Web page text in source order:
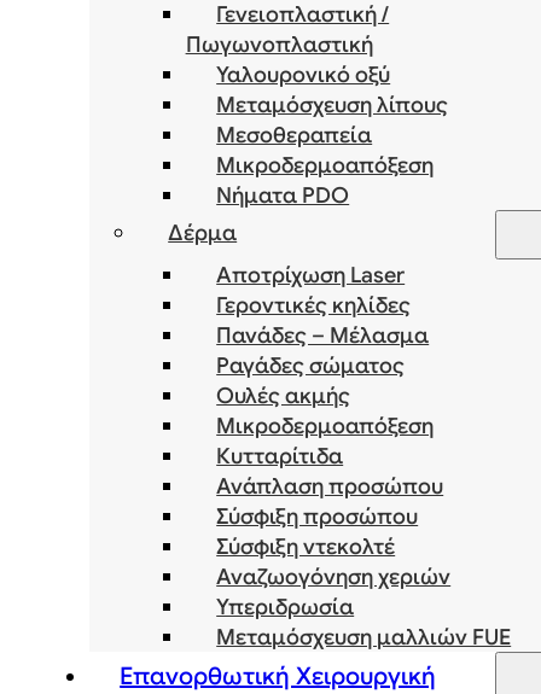
Γενειοπλαστική /
Πωγωνοπλαστική
Υαλουρονικό οξύ
Μεταμόσχευση λίπους
Μεσοθεραπεία
Μικροδερμοαπόξεση
Νήματα PDO
Δέρμα
Αποτρίχωση Laser
Γεροντικές κηλίδες
Πανάδες – Μέλασμα
Ραγάδες σώματος
Ουλές ακμής
Μικροδερμοαπόξεση
Κυτταρίτιδα
Ανάπλαση προσώπου
Σύσφιξη προσώπου
Σύσφιξη ντεκολτέ
Αναζωογόνηση χεριών
Υπεριδρωσία
Μεταμόσχευση μαλλιών FUE
Επανορθωτική Χειρουργική